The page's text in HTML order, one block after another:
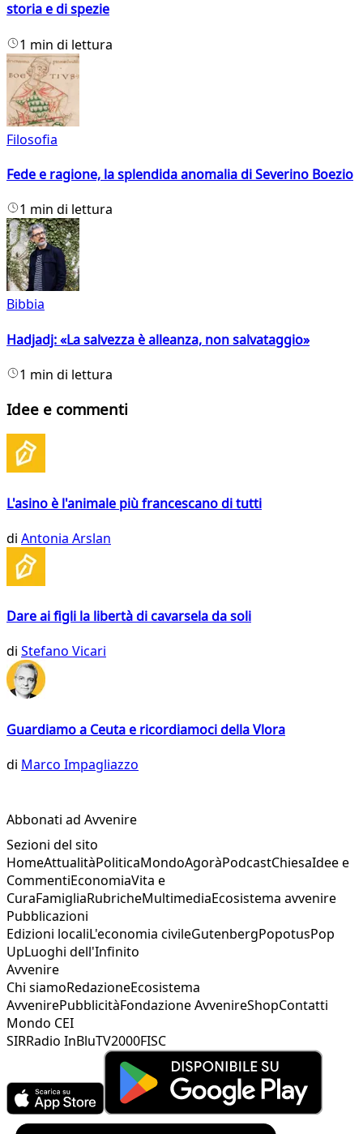
storia e di spezie
1 min di lettura
Filosofia
Fede e ragione, la splendida anomalia di Severino Boezio
1 min di lettura
Bibbia
Hadjadj: «La salvezza è alleanza, non salvataggio»
1 min di lettura
Idee e commenti
L'asino è l'animale più francescano di tutti
di Antonia Arslan
Dare ai figli la libertà di cavarsela da soli
di Stefano Vicari
Guardiamo a Ceuta e ricordiamoci della Vlora
di Marco Impagliazzo
Abbonati ad Avvenire
Sezioni del sito
HomeAttualitàPoliticaMondoAgoràPodcastChiesaIdee e
CommentiEconomiaVita e
CuraFamigliaRubricheMultimediaEcosistema avvenire
Pubblicazioni
Edizioni localiL'economia civileGutenbergPopotusPop
UpLuoghi dell'Infinito
Avvenire
Chi siamoRedazioneEcosistema
AvvenirePubblicitàFondazione AvvenireShopContatti
Mondo CEI
SIRRadio InBluTV2000FISC